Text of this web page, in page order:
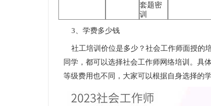
套题密
训
3、学费多少钱
社工培训价位是多少？社会工作师面授的
同学，都可以选择社会工作师网络培训。具
等级费用也不同，大家可以根据自身选择的